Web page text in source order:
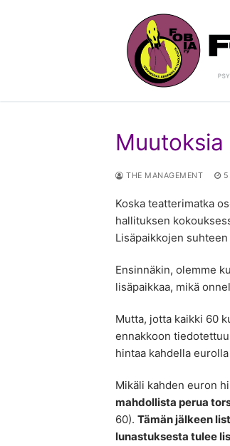
THE MANAGEMENT
Koska teatterimatka
hallituksen
Lisäpaikkojen
Ensinnäkin, olemme
lisäpaikkaa, mikä
Mutta, jotta kaikki 60
ennakkoon
hintaa kahdella
Mikäli kahden euron
mahdollista perua
60). Tämän jälkeen
lunastuksesta tulee